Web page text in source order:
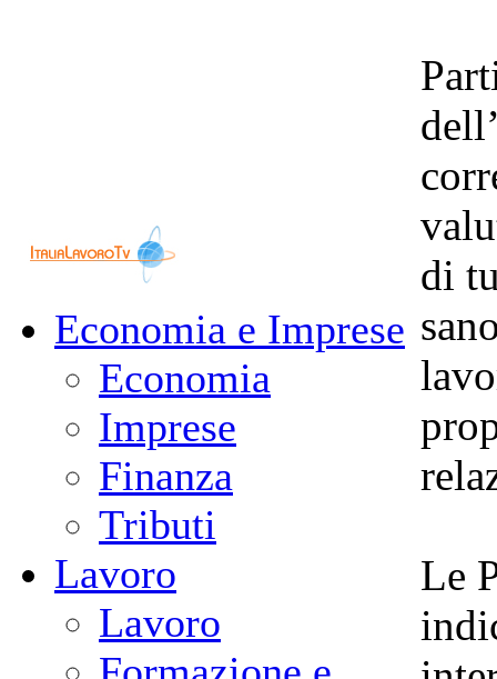
Economia e Imprese
Economia
Imprese
Finanza
Tributi
Lavoro
Lavoro
di
Le